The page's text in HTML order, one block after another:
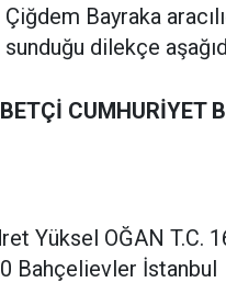
Çiğdem Bayraka
sunduğu dilekçe
CUMHURİYET
Yüksel OĞAN T.C.
Bahçelievler İstanbul